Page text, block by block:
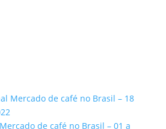
Mercado de café no Brasil – 18
de café no Brasil – 01 a